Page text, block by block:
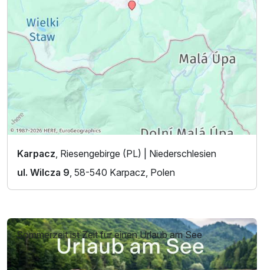
Karpacz, Riesengebirge (PL) | Niederschlesien
ul. Wilcza 9, 58-540 Karpacz, Polen
Sommerzeit ist Zeit für einen Urlaub am See